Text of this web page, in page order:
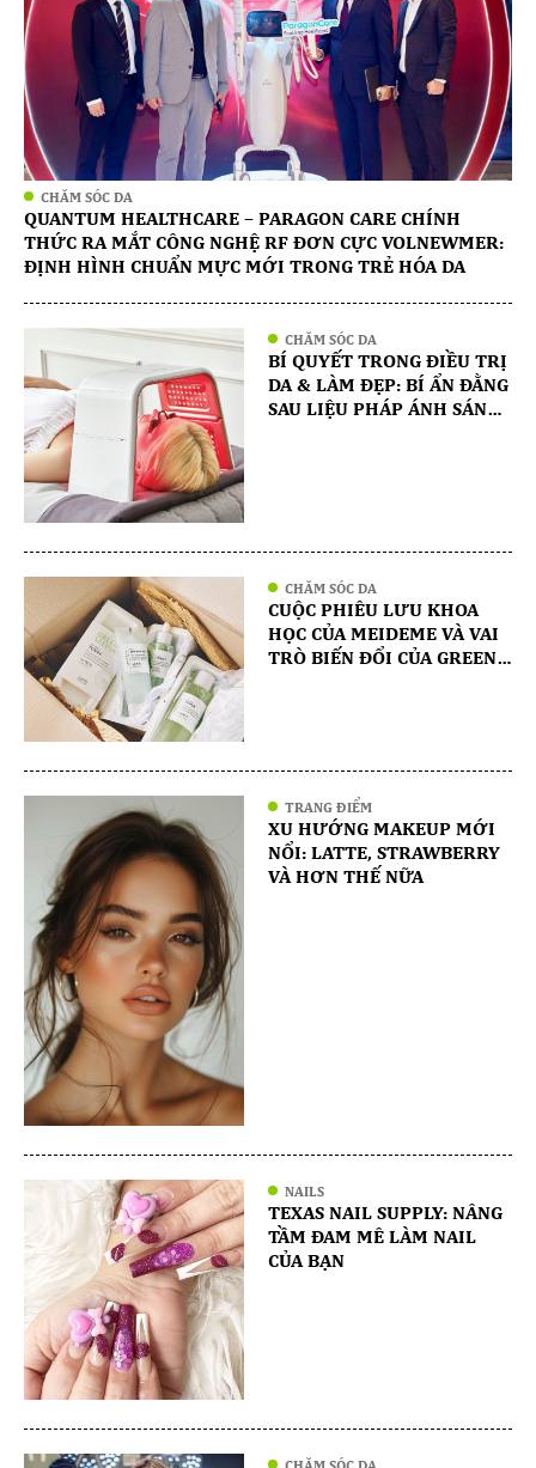
CHĂM SÓC DA
QUANTUM HEALTHCARE – PARAGON CARE CHÍNH
THỨC RA MẮT CÔNG NGHỆ RF ĐƠN CỰC VOLNEWMER:
ĐỊNH HÌNH CHUẨN MỰC MỚI TRONG TRẺ HÓA DA
CHĂM SÓC DA
BÍ QUYẾT TRONG ĐIỀU TRỊ
DA & LÀM ĐẸP: BÍ ẨN ĐẰNG
SAU LIỆU PHÁP ÁNH SÁNG
CHĂM SÓC DA
CUỘC PHIÊU LƯU KHOA
HỌC CỦA MEIDEME VÀ VAI
TRÒ BIẾN ĐỔI CỦA GREEN
TRANG ĐIỂM
XU HƯỚNG MAKEUP MỚI
NỔI: LATTE, STRAWBERRY
VÀ HƠN THẾ NỮA
NAILS
TEXAS NAIL SUPPLY: NÂNG
TẦM ĐAM MÊ LÀM NAIL
CỦA BẠN